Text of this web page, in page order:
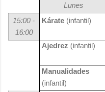
Lunes
15:00 -
16:00
Kárate(infantil)
Ajedrez (infantil)
Manualidades
(infantil)